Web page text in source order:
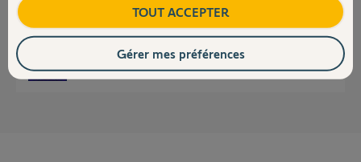
Achat avant 2020 garantie 2 ans
A partir de 2020 garantie 5 ans
il y a environ 2 ans
TOUT ACCEPTER
Gérer mes préférences